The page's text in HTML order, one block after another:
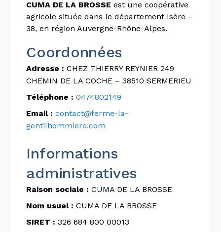
CUMA DE LA BROSSE est une coopérative
agricole située dans le département Isère –
38, en région Auvergne-Rhône-Alpes.
Coordonnées
Adresse : CHEZ THIERRY REYNIER 249
CHEMIN DE LA COCHE – 38510 SERMERIEU
Téléphone : 0474802149
Email : contact@ferme-la-
gentilhommiere.com
Informations
administratives
Raison sociale : CUMA DE LA BROSSE
Nom usuel : CUMA DE LA BROSSE
SIRET : 326 684 800 00013